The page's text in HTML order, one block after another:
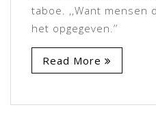
taboe. ,,Want mensen
het opgegeven.’’
Read More